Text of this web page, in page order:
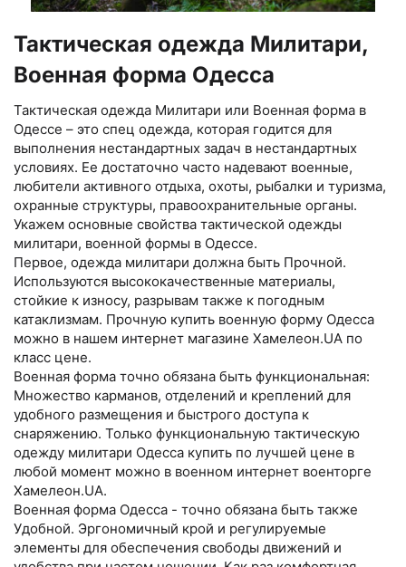
Тактическая одежда Милитари,
Военная форма Одесса
Тактическая одежда Милитари или Военная форма в
Одессе – это спец одежда, которая годится для
выполнения нестандартных задач в нестандартных
условиях. Ее достаточно часто надевают военные,
любители активного отдыха, охоты, рыбалки и туризма,
охранные структуры, правоохранительные органы.
Укажем основные свойства тактической одежды
милитари, военной формы в Одессе.
Первое, одежда милитари должна быть Прочной.
Используются высококачественные материалы,
стойкие к износу, разрывам также к погодным
катаклизмам. Прочную купить военную форму Одесса
можно в нашем интернет магазине Хамелеон.UA по
класс цене.
Военная форма точно обязана быть функциональная:
Множество карманов, отделений и креплений для
удобного размещения и быстрого доступа к
снаряжению. Только функциональную тактическую
одежду милитари Одесса купить по лучшей цене в
любой момент можно в военном интернет военторге
Хамелеон.UA.
Военная форма Одесса - точно обязана быть также
Удобной. Эргономичный крой и регулируемые
элементы для обеспечения свободы движений и